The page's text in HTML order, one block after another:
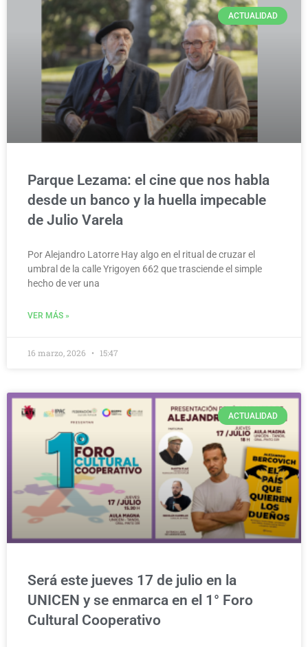
ACTUALIDAD
Parque Lezama: el cine que nos habla
desde un banco y la huella impecable
de Julio Varela
Por Alejandro Latorre Hay algo en el ritual de cruzar el
umbral de la calle Yrigoyen 662 que trasciende el simple
hecho de ver una
VER MÁS »
16 marzo, 2026 15:47
ACTUALIDAD
Será este jueves 17 de julio en la
UNICEN y se enmarca en el 1° Foro
Cultural Cooperativo